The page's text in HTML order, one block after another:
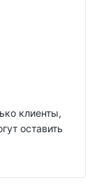
клиенты,
оставить